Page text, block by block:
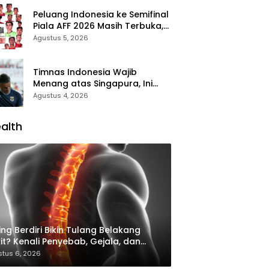
Peluang Indonesia ke Semifinal
Piala AFF 2026 Masih Terbuka,
Garuda Wajib Taklukkan
Agustus 5, 2026
Timnas Indonesia Wajib
Menang atas Singapura, Ini
Skenario Garuda Lolos ke
Agustus 4, 2026
Berdiri Bikin Tulang Belakang
Kenali Penyebab, Gejala, dan
Mengatasinya
6, 2026